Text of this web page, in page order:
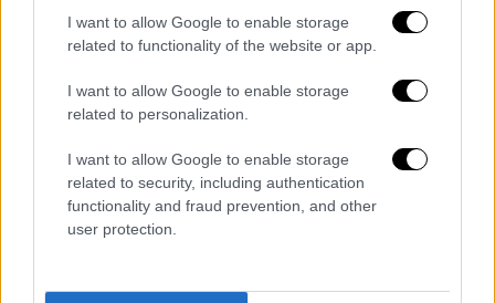
I want to allow Google to enable storage
related to functionality of the website or app.
I want to allow Google to enable storage
related to personalization.
I want to allow Google to enable storage
related to security, including authentication
functionality and fraud prevention, and other
user protection.
Ψηφιακών Μέσων & Επικοινωνίας
Αργοστολίου (1ο-4ο Πεδίο και 8.675
μόρια) - Επικοινωνίας και Ψηφιακών
Μέσων Καστοριάς (1ο-4ο Πεδίο και
10.420 μόρια)
Τα τμήματα αποτελούν μια επιλογή για
όλους τους μαθητές, οι οποίοι επιθυμούν να
Ψηφιακών Μέσων και στα social media.